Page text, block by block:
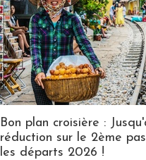
Bon plan croisière :
réduction sur le 2ème
les départs 2026 !